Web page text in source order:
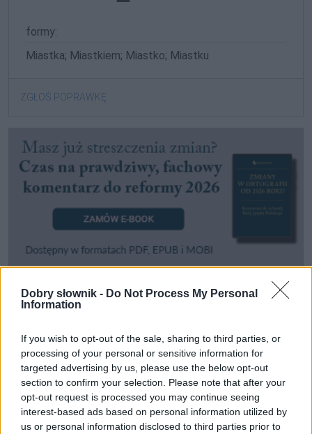
Dobry słownik - Do Not Process My Personal
Information
If you wish to opt-out of the sale, sharing to third parties, or
processing of your personal or sensitive information for
targeted advertising by us, please use the below opt-out
section to confirm your selection. Please note that after your
opt-out request is processed you may continue seeing
interest-based ads based on personal information utilized by
us or personal information disclosed to third parties prior to
formy:
Miastka; Miastkiem; Miastko; Miastku
ZGŁOŚ POPRAWKĘ
Pozostały wątpliwości? Brakuje czegoś w haśle?
SPRAWDŹ
Często sprawdzane